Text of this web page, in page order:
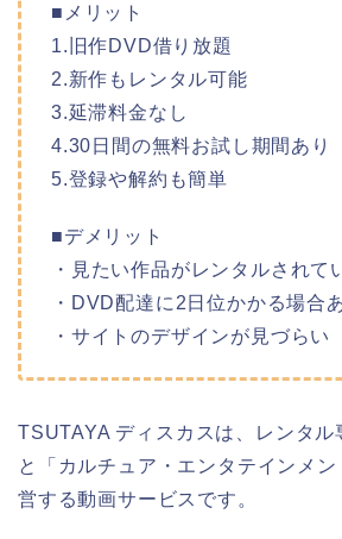
■メリット
1.旧作DVD借り放題
2.新作もレンタル可能
3.延滞料金なし
4.30日間の無料お試し期間あり
5.登録や解約も簡単
■デメリット
・見たい作品がレンタルされて
・DVD配達に2日位かかる場合
・サイトのデザインが見づらい
TSUTAYA ディスカスは、レンタル
と「カルチュア・エンタテインメ
営する動画サービスです。